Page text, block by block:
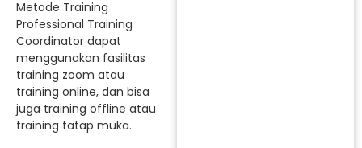
Metode Training
Professional Training
Coordinator dapat
menggunakan fasilitas
training zoom atau
training online, dan bisa
juga training offline atau
training tatap muka.